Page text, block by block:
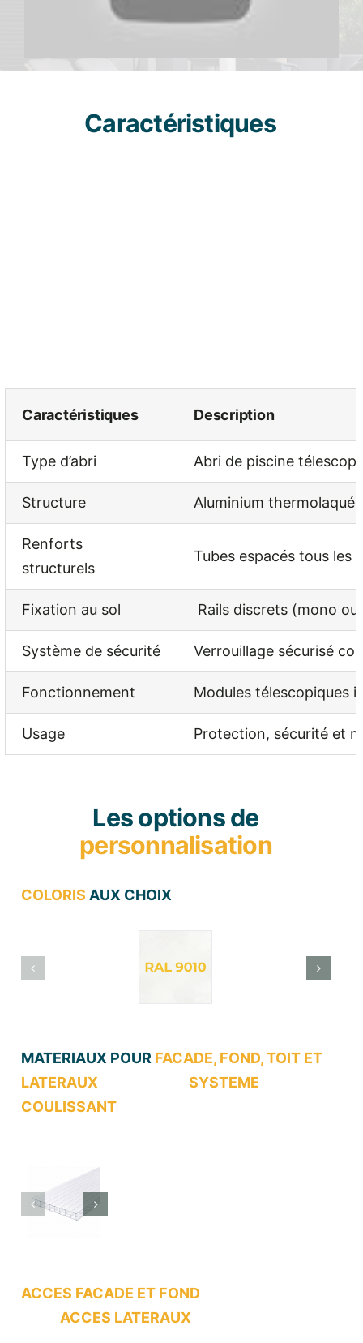
Caractéristiques
Caractéristiques Description
Type d’abri Abri de piscine
Structure Aluminium
Renforts
structurels
Tubes espacés tous les
Fixation au sol Rails discrets (mono
Système de sécurité Verrouillage sécurisé
Fonctionnement Modules télescopiques
Usage Protection, sécurité et
Les options de
personnalisation
COLORIS AUX CHOIX
MATERIAUX POUR FACADE, FOND, TOIT ET
LATERAUX SYSTEME
COULISSANT
ACCES FACADE ET FOND
ACCES LATERAUX